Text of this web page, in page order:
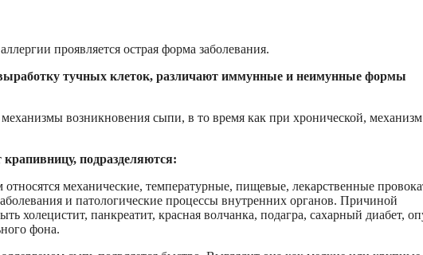
проявляется острая форма заболевания.
тучных клеток, различают иммунные и неимунные формы
возникновения сыпи, в то время как при хронической, механизм
подразделяются:
механические, температурные, пищевые, лекарственные
и патологические процессы внутренних органов. Причиной
холецистит, панкреатит, красная волчанка, подагра, сахарный диабет,
фона.